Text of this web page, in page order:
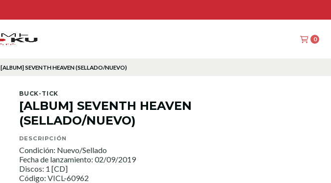
0
[ALBUM] SEVENTH HEAVEN (SELLADO/NUEVO)
BUCK-TICK
[ALBUM] SEVENTH HEAVEN
(SELLADO/NUEVO)
DESCRIPCIÓN
Condición: Nuevo/Sellado
Fecha de lanzamiento: 02/09/2019
Discos: 1 [CD]
Código: VICL-60962